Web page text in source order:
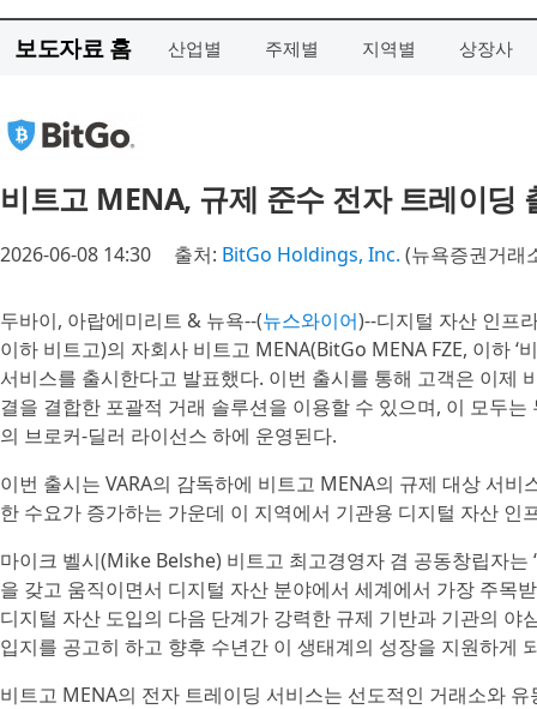
보도자료 홈 산업별 주제별 지역별 상장사
비트고 MENA, 규제 준수 전자 트레이딩
2026-06-08 14:30 출처: BitGo Holdings, Inc. (뉴욕증권거래
두바이, 아랍에미리트 & 뉴욕--(뉴스와이어)--디지털 자산 인프
이하 비트고)의 자회사 비트고 MENA(BitGo MENA FZE, 이하
서비스를 출시한다고 발표했다. 이번 출시를 통해 고객은 이제
결을 결합한 포괄적 거래 솔루션을 이용할 수 있으며, 이 모두
의 브로커-딜러 라이선스 하에 운영된다.
이번 출시는 VARA의 감독하에 비트고 MENA의 규제 대상 서
한 수요가 증가하는 가운데 이 지역에서 기관용 디지털 자산
마이크 벨시(Mike Belshe) 비트고 최고경영자 겸 공동창립자
을 갖고 움직이면서 디지털 자산 분야에서 세계에서 가장 주목
디지털 자산 도입의 다음 단계가 강력한 규제 기반과 기관의
입지를 공고히 하고 향후 수년간 이 생태계의 성장을 지원하게
비트고 MENA의 전자 트레이딩 서비스는 선도적인 거래소와